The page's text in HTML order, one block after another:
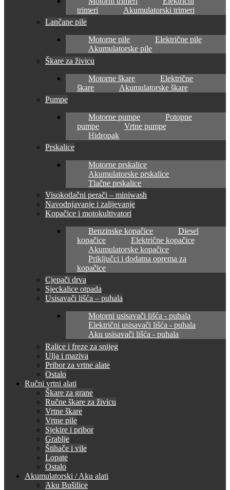
trimeri
Akumulatorski trimeri
Lančane pile
Motorne pile
Električne pile
Akumulatorske pile
Škare za živicu
Motorne škare
Električne
škare
Akumulatorske škare
Pumpe
Motorne pumpe
Potopne
pumpe
Vrtne pumpe
Hidropak
Prskalice
Motorne prskalice
Akumulatorske prskalice
Tlačne prskalice
Visokotlačni perači – miniwash
Navodnjavanje i zalijevanje
Kopačice i motokultivatori
Benzinske kopačice
Diesel
kopačice
Električne kopačice
Akumulatorske kopačice
Priključci i dodatna oprema za
kopačice
Cjepači drva
Sjeckalice otpada
Usisavači lišća – puhala
Motorni usisavači lišća - puhala
Električni usisavači lišća - puhala
Aku usisavači lišća - puhala
Ralice i freze za snijeg
Ulja i maziva
Pribor za vrtne alate
Ostalo
Ručni vrtni alati
Škare za grane
Ručne škare za živicu
Vrtne škare
Vrtne pile
Sjekire i pribor
Grablje
Štihače i vile
Lopate
Ostalo
Akumulatorski / Aku alati
Aku Bušilice